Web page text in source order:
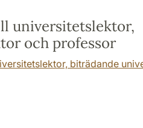
universitetslektor,
och professor
biträdande